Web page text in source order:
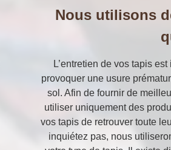
Nous utilisons
L’entretien de vos tapis
provoquer une usure
sol. Afin de fournir de
utiliser uniquement des
vos tapis de retrouver toute
inquiétez pas, nous